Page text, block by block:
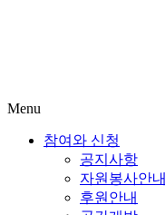
Menu
참여와 신청
공지사항
자원봉사안내
후원안내